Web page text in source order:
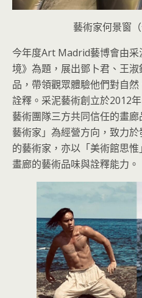
藝術家何景窗（
今年度Art Madrid藝博會由采
境》為題，展出鄧卜君、王
品，帶領觀眾體驗他們對自
詮釋。采泥藝術創立於2012
藝術團隊三方共同信任的畫
藝術家」為經營方向，致力
的藝術家，亦以「美術館思
畫廊的藝術品味與詮釋能力。